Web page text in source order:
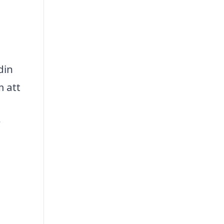
att